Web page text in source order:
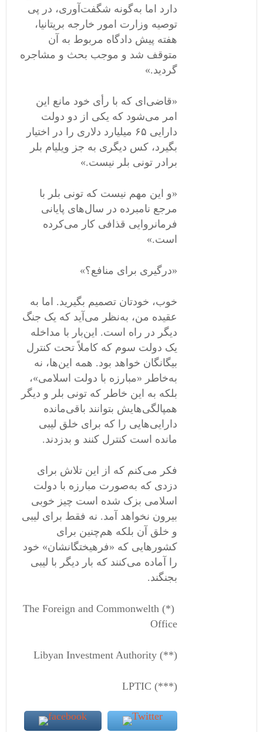
دارد اما به‌گونه شگفت‌آوری، در پی
توصیه وزارت امور خارجه بریتانیا،
هفته پیش دادگاه مربوط به آن
متوقف شد و موجب بحث و مشاجره
گردید.»
«قاضی‌ای که با رأی خود مانع این
امر می‌شود که یکی از دو دولت
دارایی ۶۵ میلیارد دلاری را در اختیار
بگیرد، کس دیگری به جز ویلیام بلر
برادر تونی بلر نیست.»
«و این مهم نیست که تونی بلر با
مرجع نامبرده در سال‌های پایانی
فرمانروایی قذافی کار می‌کرده
است.»
«درگیری برای منافع؟»
خوب، خودتان تصمیم بگیرید. اما به
عقیده من، به‌نظر می‌آید که یک جنگ
دیگر در راه است. این‌بار با مداخله
یک دولت سوم که کاملاً تحت کنترل
بیگانگان خواهد بود. همه این‌ها، نه
به‌خاطر «مبارزه با دولت اسلامی»،
بلکه به این خاطر که تونی بلر و دیگر
همپالگی‌هایش بتوانند باقی‌مانده
دارایی‌هایی را که برای خلق لیبی
مانده است کنترل کنند و بدزدند.
فکر می‌کنم که از این تلاش برای
دزدی که به‌صورت مبارزه با دولت
اسلامی ‌بزک شده است چیز خوبی
بیرون نخواهد آمد. نه فقط برای لیبی
و خلق آن بلکه هم‌چنین برای
کشور‌هايی که «فرهیختگانشان» خود
را آماده می‌کنند که بار دیگر با لیبی
بجنگند.
(*) The Foreign and Commonwelth
Office
(**) Libyan Investment Authority
(***) LPTIC